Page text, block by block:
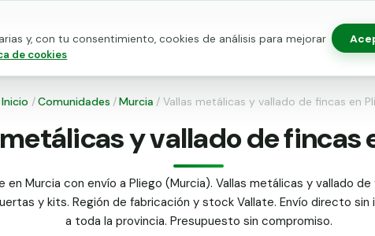
y, con tu consentimiento, cookies de análisis para mejorar
de cookies
para vallado
Inicio /Comunidades /Murcia / Vallas metálicas y vallado de fincas en
y vallado de fincas
en Murcia con envío a Pliego (Murcia). Vallas metálicas y vallado de
y kits. Región de fabricación y stock Vallate. Envío directo sin
a toda la provincia. Presupuesto sin compromiso.